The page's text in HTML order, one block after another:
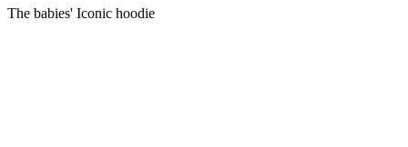
The babies' Iconic hoodie